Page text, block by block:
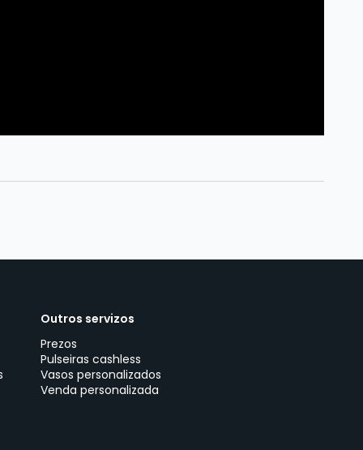
Outros servizos
Prezos
Pulseiras cashless
Vasos personalizados
Venda personalizada